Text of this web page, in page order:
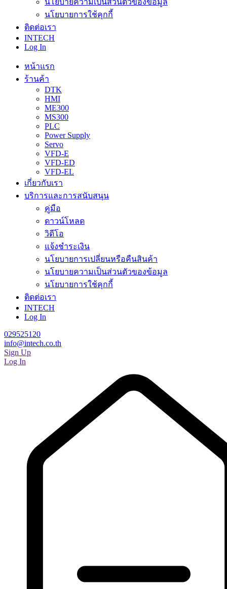
นโยบายความเป็นส่วนตัวของข้อมูล
นโยบายการใช้คุกกี้
ติดต่อเรา
INTECH
Log In
หน้าแรก
ร้านค้า
DTK
HMI
ME300
MS300
PLC
Power Supply
Servo
VFD-E
VFD-ED
VFD-EL
เกี่ยวกับเรา
บริการและการสนับสนุน
คู่มือ
ดาวน์โหลด
วิดีโอ
แจ้งชำระเงิน
นโยบายการเปลี่ยนหรือคืนสินค้า
นโยบายความเป็นส่วนตัวของข้อมูล
นโยบายการใช้คุกกี้
ติดต่อเรา
INTECH
Log In
029525120
info@intech.co.th
Sign Up
Log In